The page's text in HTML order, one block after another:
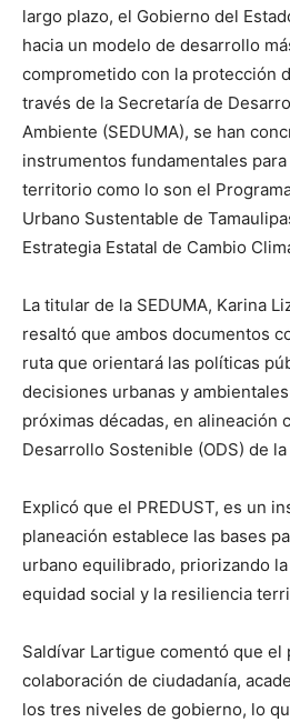
largo plazo, el Gobierno del
hacia un modelo de desarrollo
comprometido con la protección
través de la Secretaría de
Ambiente (SEDUMA), se han
instrumentos fundamentales
territorio como lo son el
Urbano Sustentable de
Estrategia Estatal de Cambio
La titular de la SEDUMA, Karina
resaltó que ambos documentos
ruta que orientará las políticas
decisiones urbanas y
próximas décadas, en alineación
Desarrollo Sostenible (ODS) de
Explicó que el PREDUST, es un
planeación establece las bases
urbano equilibrado, priorizando
equidad social y la resiliencia
Saldívar Lartigue comentó que el
colaboración de ciudadanía,
los tres niveles de gobierno, lo